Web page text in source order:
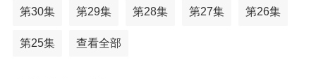
第30集 第29集 第28集 第27集 第26集
第25集 查看全部